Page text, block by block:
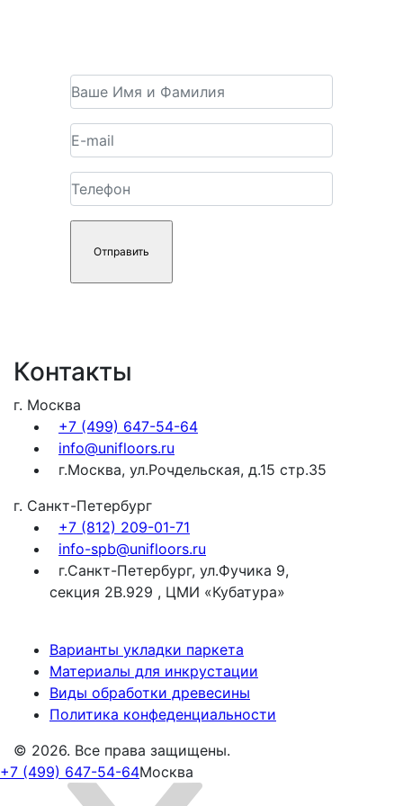
Контакты
г. Москва
+7 (499) 647-54-64
info@unifloors.ru
г.Москва, ул.Рочдельская, д.15 стр.35
г. Санкт-Петербург
+7 (812) 209-01-71
info-spb@unifloors.ru
г.Санкт-Петербург, ул.Фучика 9,
секция 2В.929 , ЦМИ «Кубатура»
Варианты укладки паркета
Материалы для инкрустации
Виды обработки древесины
Политика конфеденциальности
© 2026. Все права защищены.
+7 (499) 647-54-64Москва